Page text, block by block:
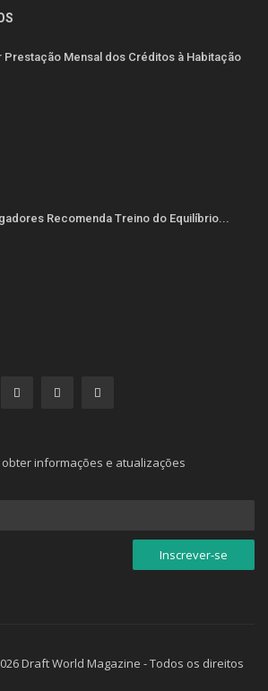
Prestação Mensal dos Créditos à Habitação
Recomenda Treino do Equilíbrio...
informações e atualizações
Draft World Magazine - Todos os direitos